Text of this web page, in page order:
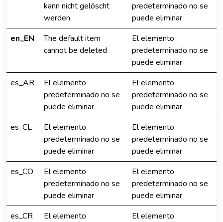
kann nicht gelöscht
werden
predeterminado no se
puede eliminar
en_EN
The default item
cannot be deleted
El elemento
predeterminado no se
puede eliminar
es_AR
El elemento
predeterminado no se
puede eliminar
El elemento
predeterminado no se
puede eliminar
es_CL
El elemento
predeterminado no se
puede eliminar
El elemento
predeterminado no se
puede eliminar
es_CO
El elemento
predeterminado no se
puede eliminar
El elemento
predeterminado no se
puede eliminar
es_CR
El elemento
El elemento